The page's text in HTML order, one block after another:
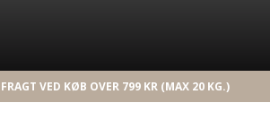
VED KØB OVER 799 KR (MAX 20 KG.)